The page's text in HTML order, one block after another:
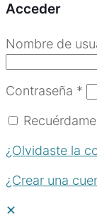
Acceder
Nombre de
Contraseña *
Recuérdame
¿Olvidaste la
¿Crear una
✕